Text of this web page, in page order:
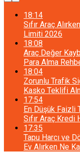
18:14
Sıfır Araç
Limiti 2026
18:08
Araç Değer
Para Alma
18:04
Zorunlu Trafik
Kasko Teklifi
17:54
En Düşük Faizli
Sıfır Araç
17:35
Tapu Harcı ve
Ev Alırken Ne